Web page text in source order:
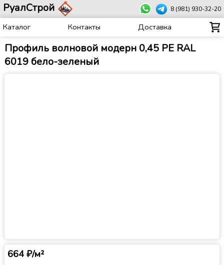
РуалСтрой 8 (981) 930-32-20
Каталог Контакты Доставка
Профиль волновой модерн 0,45 PE RAL
6019 бело-зеленый
664 ₽/м²